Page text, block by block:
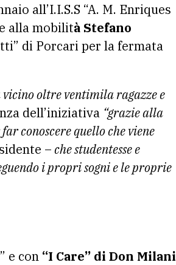
all’I.I.S.S “A. M. Enriques
alla mobilità Stefano
di Porcari per la fermata
oltre ventimila ragazze e
dell’iniziativa “grazie alla
conoscere quello che viene
–che studentesse e
i propri sogni e le proprie
e con “I Care” di Don Milani